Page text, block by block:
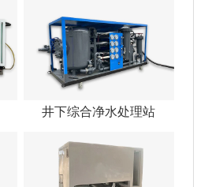
井下综合净水处理站